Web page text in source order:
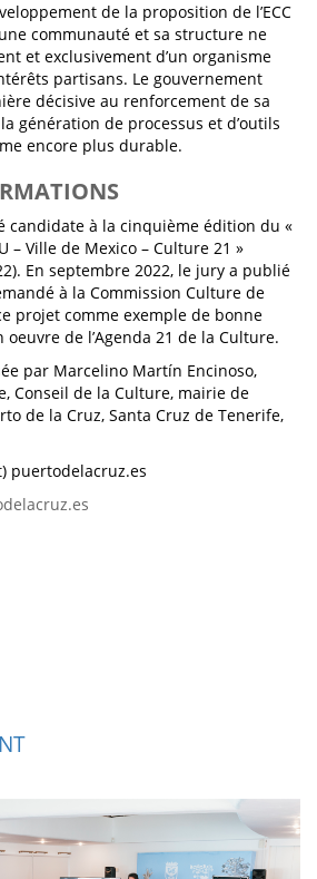
de la proposition de l’ECC
communauté et sa structure ne
et exclusivement d’un organisme
partisans. Le gouvernement
décisive au renforcement de sa
génération de processus et d’outils
encore plus durable.
candidate à la cinquième édition du «
– Ville de Mexico – Culture 21 »
En septembre 2022, le jury a publié
à la Commission Culture de
projet comme exemple de bonne
de l’Agenda 21 de la Culture.
par Marcelino Martín Encinoso,
Conseil de la Culture, mairie de
de la Cruz, Santa Cruz de Tenerife,
puertodelacruz.es